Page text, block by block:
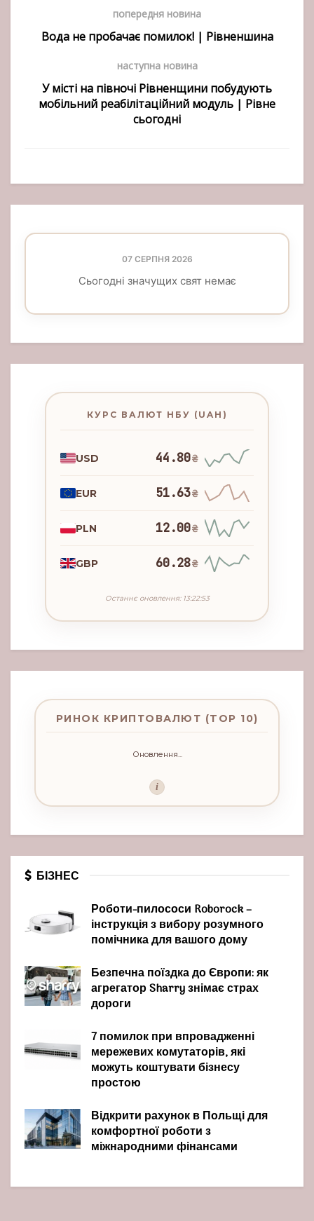
попередня новина
Вода не пробачає помилок! | Рівненшина
наступна новина
У місті на півночі Рівненщини побудують
мобільний реабілітаційний модуль | Рівне
сьогодні
07 СЕРПНЯ 2026
Сьогодні значущих свят немає
КУРС ВАЛЮТ НБУ (UAH)
USD 44.80₴
EUR 51.63₴
PLN 12.00₴
GBP 60.28₴
Останнє оновлення: 13:22:53
РИНОК КРИПТОВАЛЮТ (TOP 10)
Оновлення...
i
БІЗНЕС
Роботи-пилососи Roborock –
інструкція з вибору розумного
помічника для вашого дому
Безпечна поїздка до Європи: як
агрегатор Sharry знімає страх
дороги
7 помилок при впровадженні
мережевих комутаторів, які
можуть коштувати бізнесу
простою
Відкрити рахунок в Польщі для
комфортної роботи з
міжнародними фінансами